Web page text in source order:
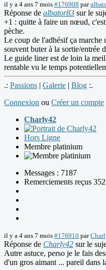
il y a 4 ans 7 mois #176908 par
Réponse de albator83 sur le
+1 : quitte à faire un nœud,
pèche.
Le coup de l'adhésif ça marche
souvent buter à la sortie/entrée
Le guide liner est de loin la
rentable vu le temps
.: Passions | Galerie | Blog :.
Connexion ou Créer un compte
Charly42
Hors Ligne
Membre platinium
Messages : 7187
Remerciements reçus 352
il y a 4 ans 7 mois #176910 par
Réponse de Charly42 sur le
Autre astuce, perso je le fais
d'un gros aimant ... pareil dans